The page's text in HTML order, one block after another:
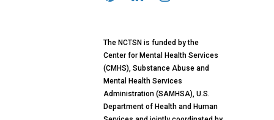
The NCTSN is funded by the
Center for Mental Health Services
(CMHS), Substance Abuse and
Mental Health Services
Administration (SAMHSA), U.S.
Department of Health and Human